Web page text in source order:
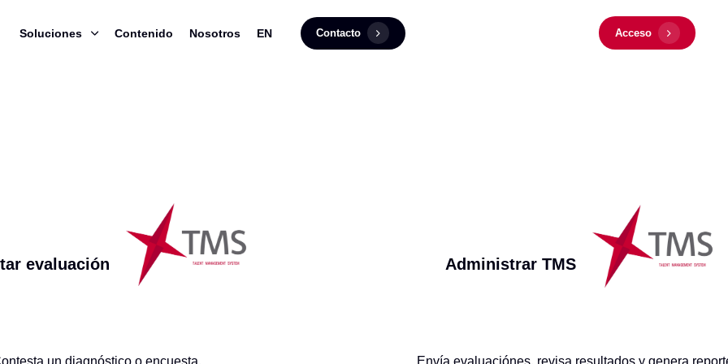
Soluciones Contenido Nosotros EN Contacto Acceso
evaluación Administrar TMS
Envía evaluaciónes, revisa resultados y genera